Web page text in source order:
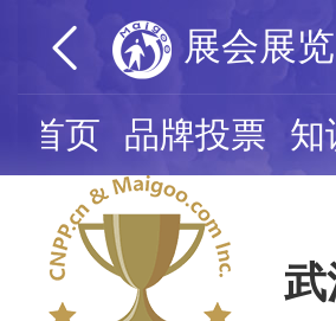
展会展览
首页 品牌投票 知